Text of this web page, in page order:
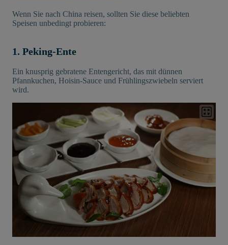
Wenn Sie nach China reisen, sollten Sie diese beliebten
Speisen unbedingt probieren:
1. Peking-Ente
Ein knusprig gebratene Entengericht, das mit dünnen
Pfannkuchen, Hoisin-Sauce und Frühlingszwiebeln serviert
wird.